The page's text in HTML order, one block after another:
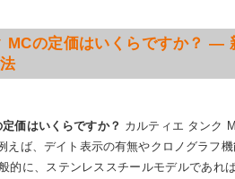
MCの定価はいくらですか？ —
価はいくらですか？ カルティエ タンク
えば、デイト表示の有無やクロノグラフ
的に、ステンレススチールモデルであれ